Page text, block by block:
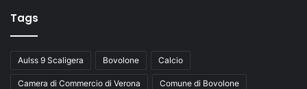
Tags
Aulss 9 Scaligera Bovolone Calcio
Camera di Commercio di Verona Comune di Bovolone